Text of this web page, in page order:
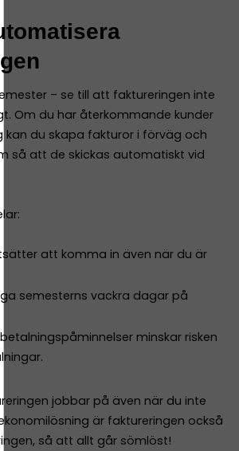
– se till att faktureringen inte
Om du har återkommande kunder
kan du skapa fakturor i förväg och
så att de skickas automatiskt vid
att komma in även när du är
semesterns vackra dagar på
minskar risken
jobbar på även när du inte
är faktureringen också
så att allt går sömlöst!